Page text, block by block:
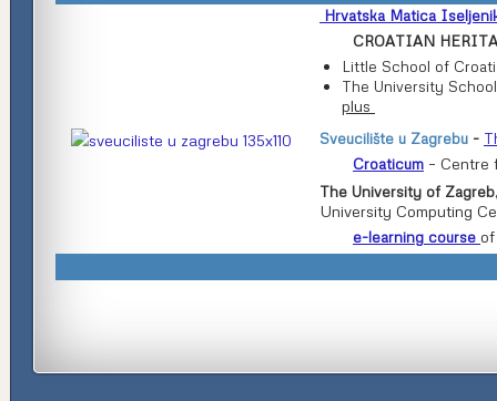
Hrvatska Matica
CROATIAN
Little School of
The University
plus
Sveucilište u Zagrebu -
Croaticum – Centre
The University of Zagreb
University Computing
e-learning course